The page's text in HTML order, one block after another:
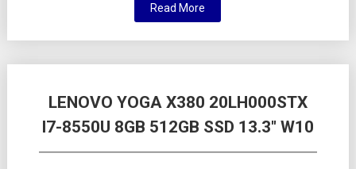
Read More
LENOVO YOGA X380 20LH000STX
I7-8550U 8GB 512GB SSD 13.3″ W10